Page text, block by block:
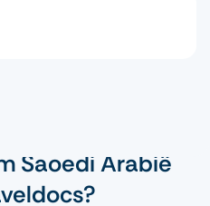
Saoedi Arabië